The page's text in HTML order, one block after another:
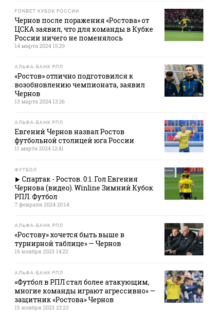
FONBET КУБОК РОССИИ
Чернов после поражения «Ростова» от
ЦСКА заявил, что для команды в Кубке
России ничего не поменялось
14 марта 2024 15:29
АЛЬФА-БАНК РПЛ
«Ростов» отлично подготовился к
возобновлению чемпионата, заявил
Чернов
13 марта 2024 13:26
АЛЬФА-БАНК РПЛ
Евгений Чернов назвал Ростов
футбольной столицей юга России
11 марта 2024 12:41
ФУТБОЛ
Спартак - Ростов. 0:1. Гол Евгения
Чернова (видео). Winline Зимний Кубок
РПЛ. Футбол
7 февраля 2024 20:14
АЛЬФА-БАНК РПЛ
«Ростову» хочется быть выше в
турнирной таблице» — Чернов
16 ноября 2023 14:22
АЛЬФА-БАНК РПЛ
«Футбол в РПЛ стал более атакующим,
многие команды играют агрессивно» —
защитник «Ростова» Чернов
15 ноября 2023 23:23